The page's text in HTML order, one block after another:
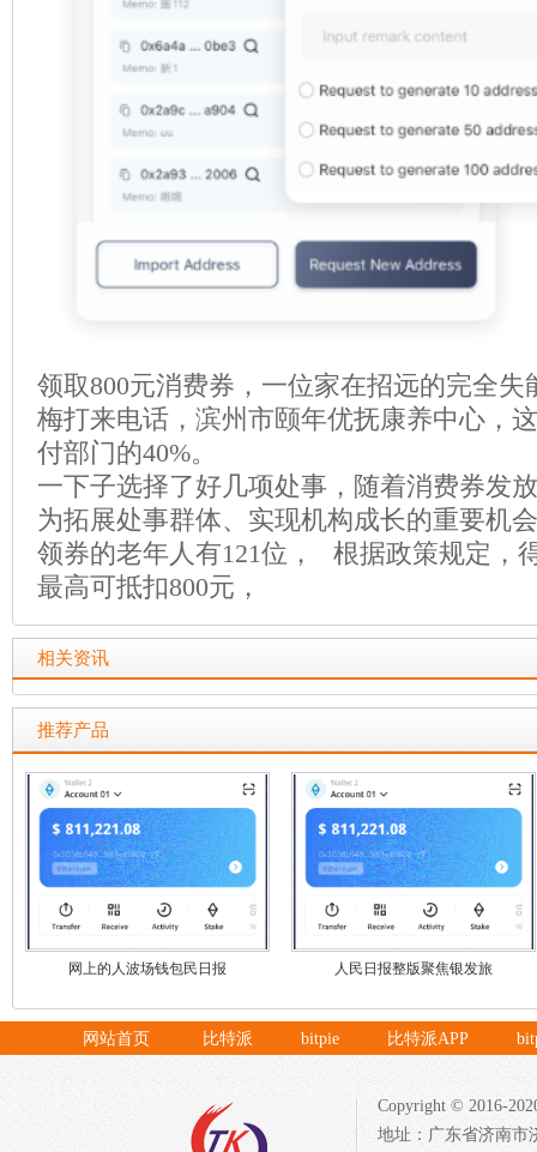
领取800元消费券，一位家在招远的完全
梅打来电话，滨州市颐年优抚康养中心，
付部门的40%。
一下子选择了好几项处事，随着消费券发
为拓展处事群体、实现机构成长的重要机
领券的老年人有121位， 根据政策规定，
最高可抵扣800元，
相关资讯
推荐产品
网上的人波场钱包民日报 人民日报整版聚焦银发旅
网站首页 比特派 bitpie 比特派APP
Copyright © 2016-
地址：广东省济南市